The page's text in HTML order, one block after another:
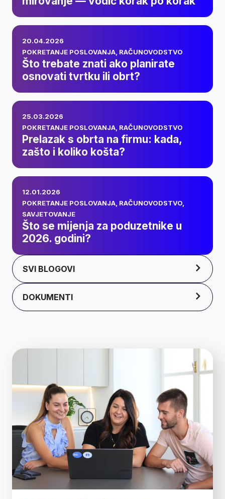
korak po korak
Što trebate znati
ako planirate
osnovati tvrtku ili
obrt?
20.04.2026
POKRETANJE POSLOVANJA, RAČUNOVODSTVO
Što trebate znati ako planirate
osnovati tvrtku ili obrt?
Prelazak s obrta na
firmu: kada, zašto i
koliko košta?
25.03.2026
POKRETANJE POSLOVANJA, RAČUNOVODSTVO
Prelazak s obrta na firmu: kada,
zašto i koliko košta?
Što se mijenja za
poduzetnike u 2026.
godini?
12.01.2026
POKRETANJE POSLOVANJA, RAČUNOVODSTVO,
SAVJETOVANJE
Što se mijenja za poduzetnike u
2026. godini?
SVI BLOGOVI
DOKUMENTI